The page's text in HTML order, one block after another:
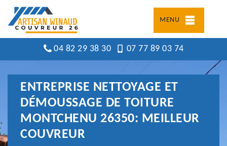
MENU
04 82 29 38 30 07 77 89 03 74
ENTREPRISE NETTOYAGE ET
DÉMOUSSAGE DE TOITURE
MONTCHENU 26350: MEILLEUR
COUVREUR